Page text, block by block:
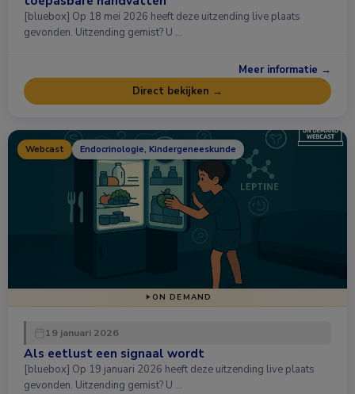
[bluebox] Op 18 mei 2026 heeft deze uitzending live plaats
gevonden. Uitzending gemist? U …
Meer informatie →
Direct bekijken →
Webcast Endocrinologie, Kindergeneeskunde
ON DEMAND
19 januari 2026
Als eetlust een signaal wordt
[bluebox] Op 19 januari 2026 heeft deze uitzending live plaats
gevonden. Uitzending gemist? U …